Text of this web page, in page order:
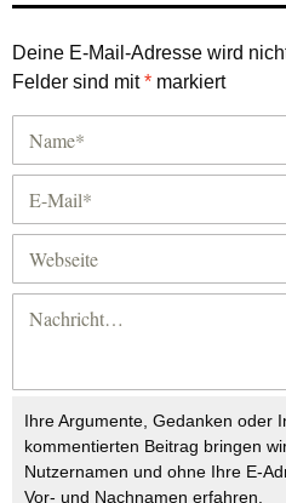
Deine E-Mail-Adresse wird
Felder sind mit* markiert
Ihre Argumente, Gedanken oder
kommentierten Beitrag bringen
Nutzernamen und ohne Ihre E-
Vor- und Nachnamen erfahren.